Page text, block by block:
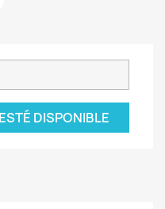
DISPONIBLE